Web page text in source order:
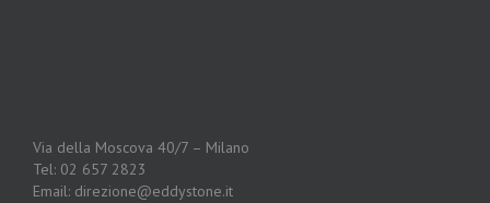
Via della Moscova 40/7 – Milano
Tel: 02 657 2823
Email: direzione@eddystone.it